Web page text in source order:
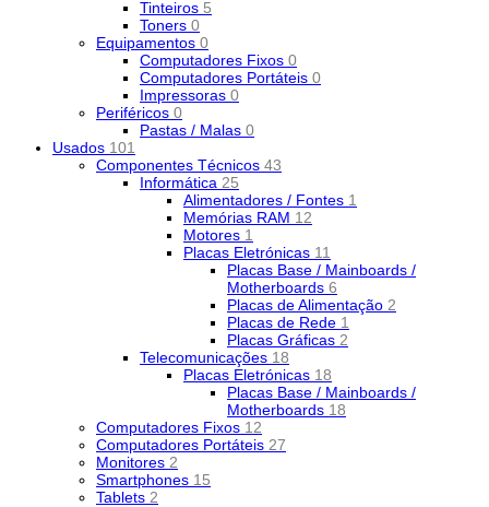
Tinteiros 5
Toners 0
Equipamentos 0
Computadores Fixos 0
Computadores Portáteis 0
Impressoras 0
Periféricos 0
Pastas / Malas 0
Usados 101
Componentes Técnicos 43
Informática 25
Alimentadores / Fontes 1
Memórias RAM 12
Motores 1
Placas Eletrónicas 11
Placas Base / Mainboards /
Motherboards 6
Placas de Alimentação 2
Placas de Rede 1
Placas Gráficas 2
Telecomunicações 18
Placas Eletrónicas 18
Placas Base / Mainboards /
Motherboards 18
Computadores Fixos 12
Computadores Portáteis 27
Monitores 2
Smartphones 15
Tablets 2